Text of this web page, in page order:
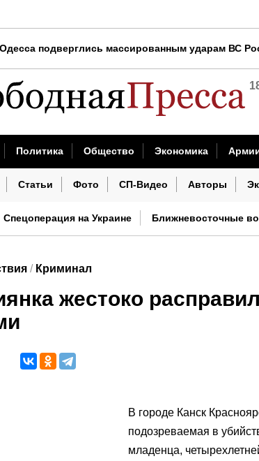
подверглись массированным ударам ВС
полыхает мощный пожар
ВСУ устроили ночной налёт на Россию
рассказали, как определить негодность
начал «мясные» штурмы
Политика Общество Экономика
Недвижимость Происшествия
Статьи Фото СП-Видео Авторы
Спецоперация на Украине Ближневосточные
/ Криминал
жестоко
В городе Канск
подозреваемая в
младенца,